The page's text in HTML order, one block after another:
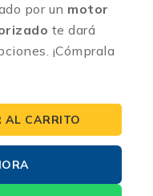
por un motor
te dará
¡Cómprala
AL CARRITO